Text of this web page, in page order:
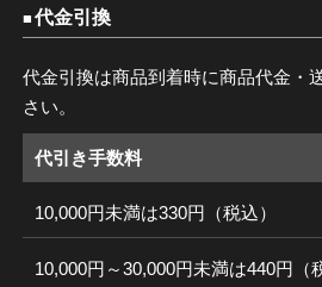
代金引換
代金引換は商品到着時に商品代金・
さい。
代引き手数料
10,000円未満は330円（税込）
10,000円～30,000円未満は440円（